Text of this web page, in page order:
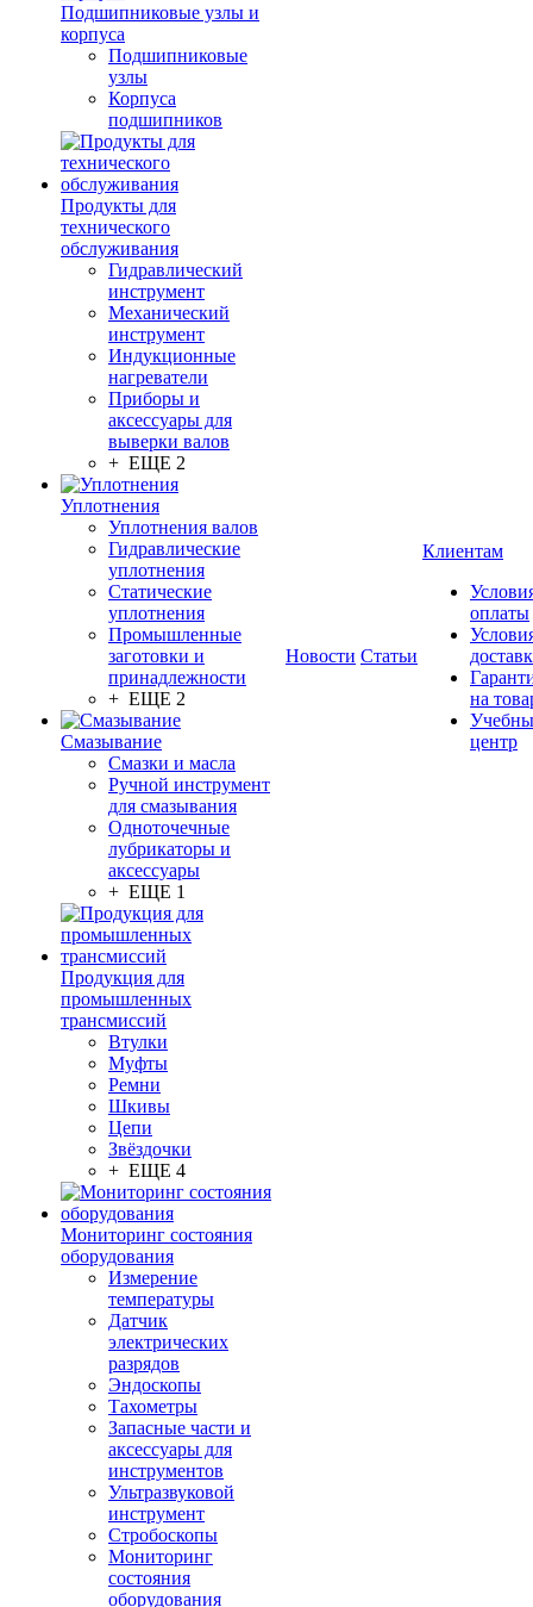
Подшипниковые узлы и
корпуса
Подшипниковые
узлы
Корпуса
подшипников
Продукты для
технического
обслуживания
Гидравлический
инструмент
Механический
инструмент
Индукционные
нагреватели
Приборы и
аксессуары для
выверки валов
+ ЕЩЕ 2
Уплотнения
Уплотнения валов
Гидравлические
уплотнения
Статические
уплотнения
Промышленные
заготовки и
принадлежности
+ ЕЩЕ 2
Смазывание
Смазки и масла
Ручной инструмент
для смазывания
Одноточечные
лубрикаторы и
аксессуары
+ ЕЩЕ 1
Продукция для
промышленных
трансмиссий
Втулки
Муфты
Ремни
Шкивы
Цепи
Звёздочки
+ ЕЩЕ 4
Мониторинг состояния
оборудования
Измерение
температуры
Датчик
электрических
разрядов
Эндоскопы
Тахометры
Запасные части и
аксессуары для
инструментов
Ультразвуковой
инструмент
Стробоскопы
Мониторинг
состояния
оборудования
Новости Статьи
Клиентам
оплаты
на
центр